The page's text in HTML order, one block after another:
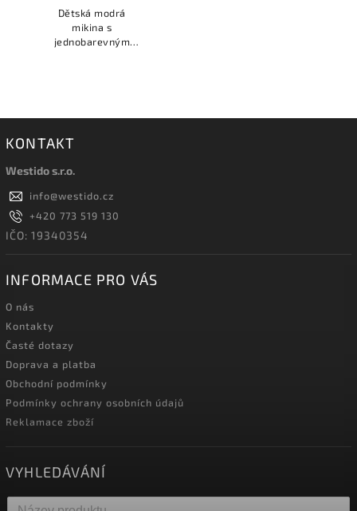
Dětská modrá
mikina s
jednobarevným
KONTAKT
Westido s.r.o.
info@westido.cz
+420 773 519 130
IČO: 19340354
INFORMACE PRO VÁS
O nás
Kontakty
Časté dotazy
Doprava a platba
Obchodní podmínky
Podmínky ochrany osobních údajů
Reklamace zboží
VYHLEDÁVÁNÍ